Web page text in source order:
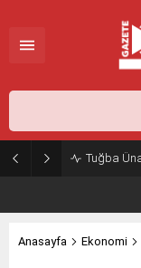
Anasayfa Ekonomi